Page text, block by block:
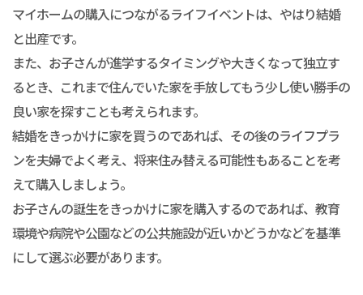
マイホームの購入につながるライフイベントは、やはり結婚
と出産です。
また、お子さんが進学するタイミングや大きくなって独立す
るとき、これまで住んでいた家を手放してもう少し使い勝手の
良い家を探すことも考えられます。
結婚をきっかけに家を買うのであれば、その後のライフプラ
ンを夫婦でよく考え、将来住み替える可能性もあることを考
えて購入しましょう。
お子さんの誕生をきっかけに家を購入するのであれば、教育
環境や病院や公園などの公共施設が近いかどうかなどを基準
にして選ぶ必要があります。